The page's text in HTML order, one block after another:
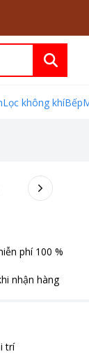
Lọc không khíBếp
phí 100 %
nhận hàng
trí